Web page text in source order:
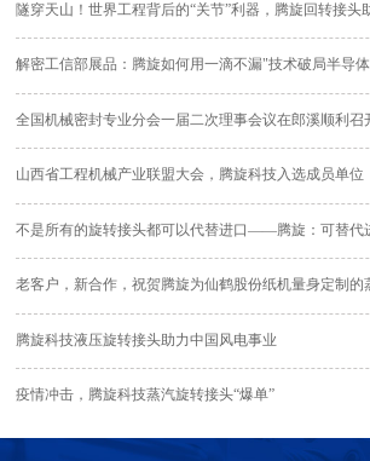
隧穿天山！世界工程背后的“关节”利器，腾旋回转接头
解密工信部展品：腾旋如何用一滴不漏"技术破局半导
全国机械密封专业分会一届二次理事会议在郎溪顺利召
山西省工程机械产业联盟大会，腾旋科技入选成员单位
不是所有的旋转接头都可以代替进口——腾旋：可替代
老客户，新合作，祝贺腾旋为仙鹤股份纸机量身定制
腾旋科技液压旋转接头助力中国风电事业
疫情冲击，腾旋科技蒸汽旋转接头“爆单”